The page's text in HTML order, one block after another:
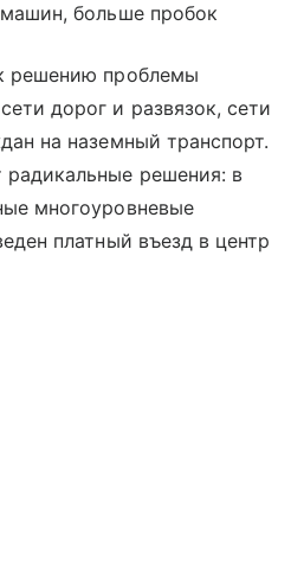
больше пробок
решению проблемы
дорог и развязок, сети
на наземный транспорт.
решения: в
многоуровневые
платный въезд в центр